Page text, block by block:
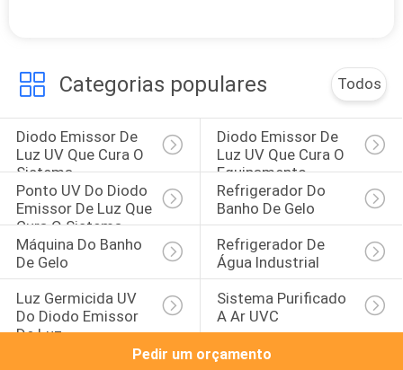
Lâmpada UV do
diodo emissor de
luz para a máquina
de impressão
18
Categorias populares Todos
Diodo Emissor De
Luz UV Que Cura O
Sistema
Diodo Emissor De
Luz UV Que Cura O
Equipamento
Ponto UV Do Diodo
Emissor De Luz Que
Cura O Sistema
Refrigerador Do
Banho De Gelo
Máquina Do Banho
De Gelo
Refrigerador De
Água Industrial
Luz Germicida UV
Do Diodo Emissor
De Luz
Sistema Purificado
A Ar UVC
Pedir um orçamento